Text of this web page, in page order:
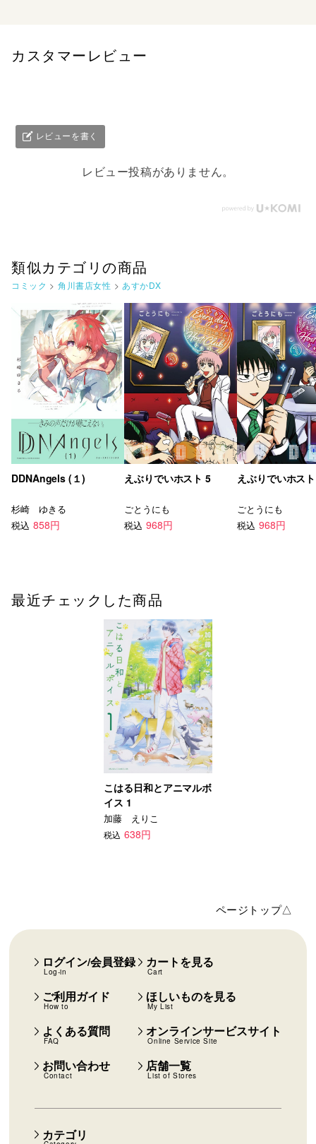
カスタマーレビュー
レビューを書く
レビュー投稿がありません。
類似カテゴリの商品
コミック > 角川書店女性 > あすかDX
DDNAngels (１)
杉崎 ゆきる
税込 858円
えぶりでいホスト 5
ごとうにも
税込 968円
えぶりでいホス
ごとうにも
税込 968円
最近チェックした商品
こはる日和とアニマルボ
イス 1
加藤 えりこ
税込 638円
ページトップ△
カテゴリ
ログイン/会員登録
Log-in
カートを見る
Cart
ご利用ガイド
How to
ほしいものを見る
My List
よくある質問
FAQ
オンラインサービスサイト
Online Service Site
お問い合わせ
Contact
店舗一覧
List of Stores